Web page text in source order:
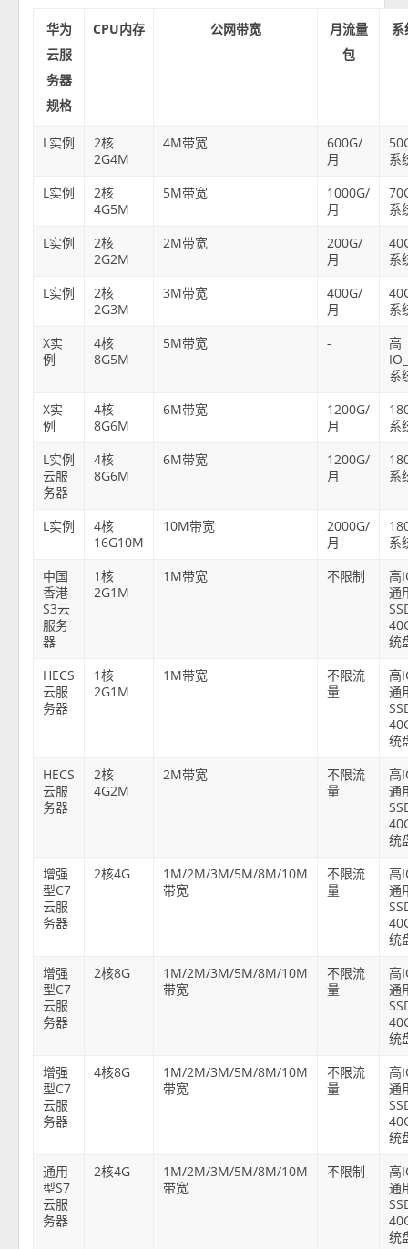
华为
云服
务器
规格
CPU内存 公网带宽
月流量
包
系
L实例
2核
2G4M
4M带宽
600G/
月
系
L实例
2核
4G5M
5M带宽
1000G/
月
系
L实例
2核
2G2M
2M带宽
200G/
月
系
L实例
2核
2G3M
3M带宽
400G/
月
系
X实
例
4核
8G5M
5M带宽 -
高
系
X实
例
4核
8G6M
6M带宽
1200G/
月
系
L实例
云服
务器
4核
8G6M
6M带宽
1200G/
月
系
L实例
4核
16G10M
10M带宽
2000G/
月
系
中国
香港
S3云
服务
器
1核
2G1M
1M带宽 不限制
高
通
统
HECS
云服
务器
1核
2G1M
1M带宽
不限流
量
高
通
统
HECS
云服
务器
2核
4G2M
2M带宽
不限流
量
高
通
统
增强
型C7
云服
务器
2核4G
1M/2M/3M/5M/8M/10M
带宽
不限流
量
高
通
统
增强
型C7
云服
务器
2核8G
1M/2M/3M/5M/8M/10M
带宽
不限流
量
高
通
统
增强
型C7
云服
务器
4核8G
1M/2M/3M/5M/8M/10M
带宽
不限流
量
高
通
统
通用
型S7
云服
务器
2核4G
1M/2M/3M/5M/8M/10M
带宽
不限制
高
通
统